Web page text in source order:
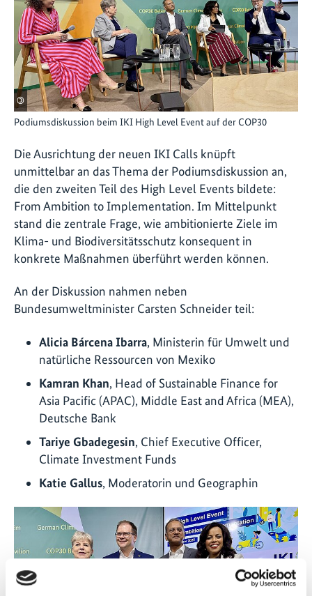
©
Podiumsdiskussion beim IKI High Level Event auf der COP30
Die Ausrichtung der neuen IKI Calls knüpft
unmittelbar an das Thema der Podiumsdiskussion an,
die den zweiten Teil des High Level Events bildete:
From Ambition to Implementation. Im Mittelpunkt
stand die zentrale Frage, wie ambitionierte Ziele im
Klima- und Biodiversitätsschutz konsequent in
konkrete Maßnahmen überführt werden können.
An der Diskussion nahmen neben
Bundesumweltminister Carsten Schneider teil:
Alicia Bárcena Ibarra, Ministerin für Umwelt und
natürliche Ressourcen von Mexiko
Kamran Khan, Head of Sustainable Finance for
Asia Pacific (APAC), Middle East and Africa (MEA),
Deutsche Bank
Tariye Gbadegesin, Chief Executive Officer,
Climate Investment Funds
Katie Gallus, Moderatorin und Geographin